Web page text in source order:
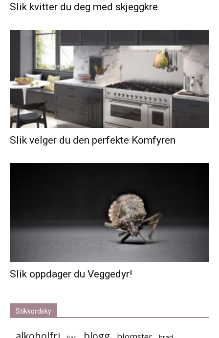
Slik kvitter du deg med skjeggkre
Slik velger du den perfekte Komfyren
Slik oppdager du Veggedyr!
Stikkordsky